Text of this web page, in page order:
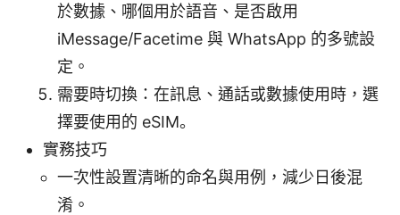
於數據、哪個用於語音、是否啟用
iMessage/Facetime 與 WhatsApp 的多號設
定。
需要時切換：在訊息、通話或數據使用時，選
擇要使用的 eSIM。
實務技巧
一次性設置清晰的命名與用例，減少日後混
淆。